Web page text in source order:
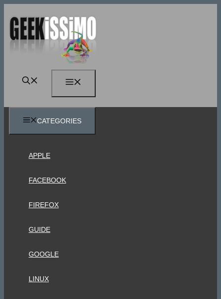
contenuto
CATEGORIES
APPLE
FACEBOOK
FIREFOX
GUIDE
GOOGLE
LINUX